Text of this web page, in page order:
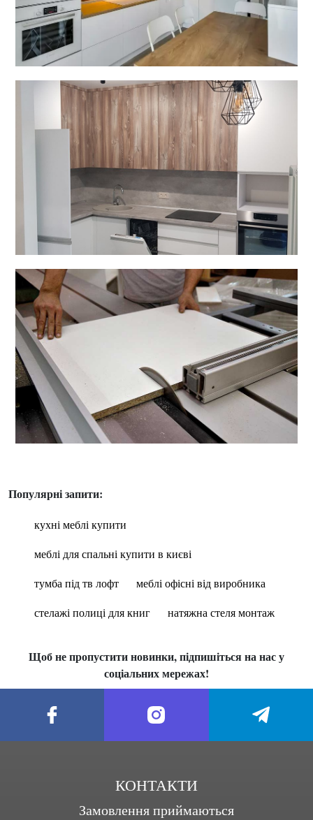
Популярні запити:
кухні меблі купити
меблі для спальні купити в києві
тумба під тв лофт
меблі офісні від виробника
стелажі полиці для книг
натяжна стеля монтаж
Щоб не пропустити новинки, підпишіться на нас у
соціальних мережах!
КОНТАКТИ
Замовлення приймаються